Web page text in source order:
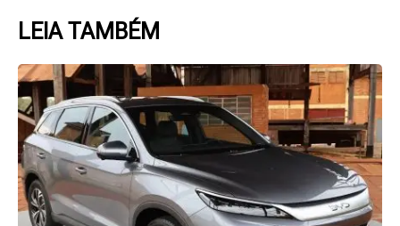
LEIA TAMBÉM
PagePagePagePagePage